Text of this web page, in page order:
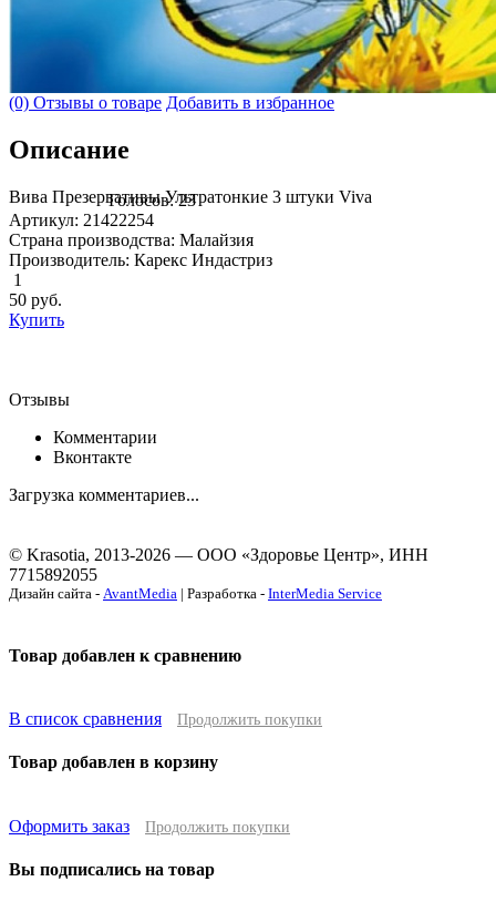
(0) Отзывы о товаре Добавить в избранное
Описание
Вива Презервативы Ультратонкие 3 штуки Viva
Голосов: 23
Артикул: 21422254
Страна производства: Малайзия
Производитель: Карекс Индастриз
1
50 руб.
Купить
Отзывы
Комментарии
Вконтакте
Загрузка комментариев...
© Krasotia, 2013-2026 — ООО «Здоровье Центр», ИНН
7715892055
Дизайн сайта - AvantMedia | Разработка - InterMedia Service
Товар добавлен к сравнению
В список сравнения Продолжить покупки
Товар добавлен в корзину
Оформить заказ Продолжить покупки
Вы подписались на товар